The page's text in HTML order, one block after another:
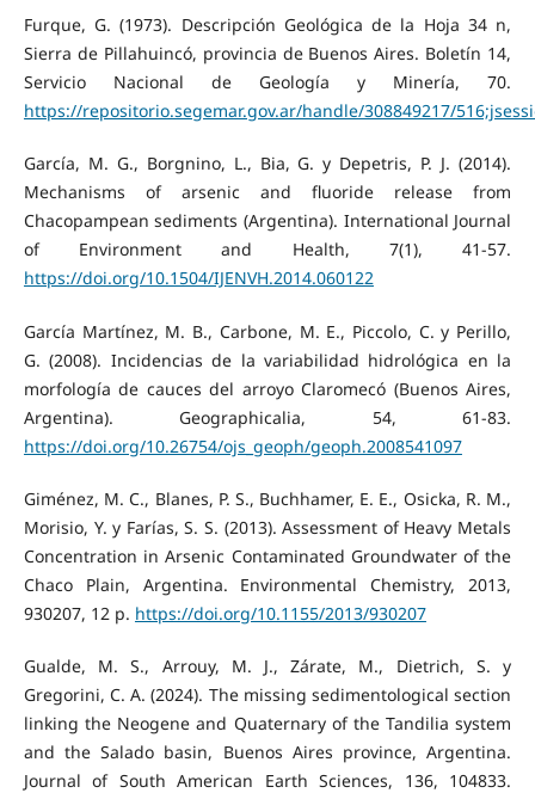
Furque, G. (1973). Descripción Geológica de la Hoja 34 n,
Sierra de Pillahuincó, provincia de Buenos Aires. Boletín 14,
Servicio Nacional de Geología y Minería, 70.
https://repositorio.segemar.gov.ar/handle/308849217/
García, M. G., Borgnino, L., Bia, G. y Depetris, P. J. (2014).
Mechanisms of arsenic and fluoride release from
Chacopampean sediments (Argentina). International Journal
of Environment and Health, 7(1), 41-57.
https://doi.org/10.1504/IJENVH.2014.060122
García Martínez, M. B., Carbone, M. E., Piccolo, C. y Perillo,
G. (2008). Incidencias de la variabilidad hidrológica en la
morfología de cauces del arroyo Claromecó (Buenos Aires,
Argentina). Geographicalia, 54, 61-83.
https://doi.org/10.26754/ojs_geoph/geoph.2008541097
Giménez, M. C., Blanes, P. S., Buchhamer, E. E., Osicka, R. M.,
Morisio, Y. y Farías, S. S. (2013). Assessment of Heavy Metals
Concentration in Arsenic Contaminated Groundwater of the
Chaco Plain, Argentina. Environmental Chemistry, 2013,
930207, 12 p. https://doi.org/10.1155/2013/930207
Gualde, M. S., Arrouy, M. J., Zárate, M., Dietrich, S. y
Gregorini, C. A. (2024). The missing sedimentological section
linking the Neogene and Quaternary of the Tandilia system
and the Salado basin, Buenos Aires province, Argentina.
Journal of South American Earth Sciences, 136, 104833.